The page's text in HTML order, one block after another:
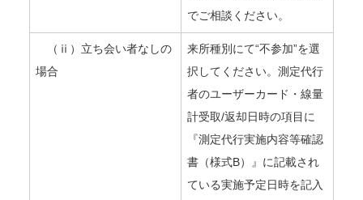
でご相談ください。
（ⅱ）立ち会い者なしの
場合
来所種別にて“不参加”を選
択してください。測定代行
者のユーザーカード・線量
計受取/返却日時の項目に
『測定代行実施内容等確認
書（様式B）』に記載され
ている実施予定日時を記入